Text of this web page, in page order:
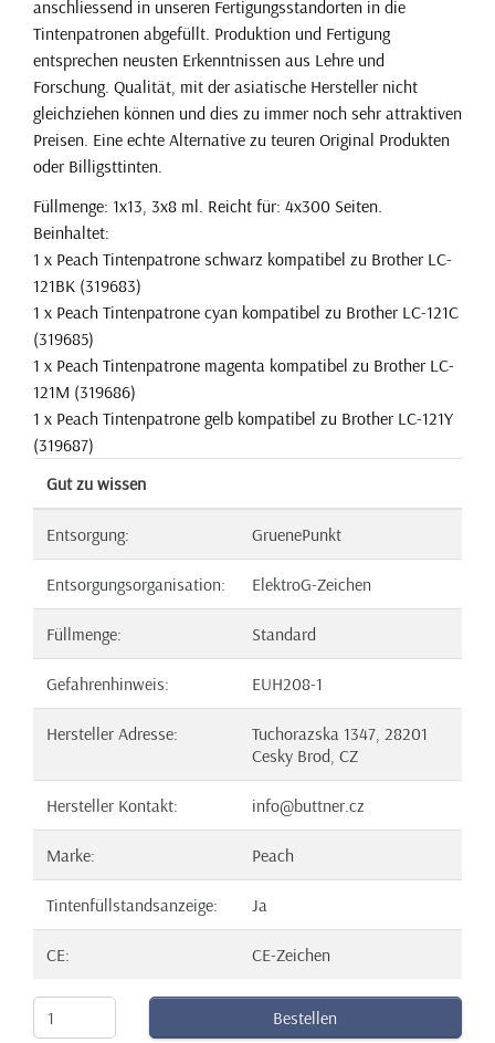
anschliessend in unseren Fertigungsstandorten in die
Tintenpatronen abgefüllt. Produktion und Fertigung
entsprechen neusten Erkenntnissen aus Lehre und
Forschung. Qualität, mit der asiatische Hersteller nicht
gleichziehen können und dies zu immer noch sehr attraktiven
Preisen. Eine echte Alternative zu teuren Original Produkten
oder Billigsttinten.
Füllmenge: 1x13, 3x8 ml. Reicht für: 4x300 Seiten.
Beinhaltet:
1 x Peach Tintenpatrone schwarz kompatibel zu Brother LC-
121BK (319683)
1 x Peach Tintenpatrone cyan kompatibel zu Brother LC-121C
(319685)
1 x Peach Tintenpatrone magenta kompatibel zu Brother LC-
121M (319686)
1 x Peach Tintenpatrone gelb kompatibel zu Brother LC-121Y
(319687)
Gut zu wissen
Entsorgung: GruenePunkt
Entsorgungsorganisation: ElektroG-Zeichen
Füllmenge: Standard
Gefahrenhinweis: EUH208-1
Hersteller Adresse:
Tuchorazska 1347, 28201
Cesky Brod, CZ
Hersteller Kontakt: info@buttner.cz
Marke: Peach
Tintenfüllstandsanzeige: Ja
CE: CE-Zeichen
Bestellen